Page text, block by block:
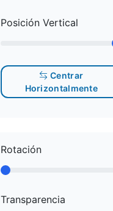
Posición Vertical
Centrar
Horizontalmente
Rotación
Transparencia